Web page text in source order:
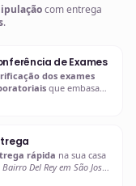
com entrega
.
de Exames
dos exames
que embasam
rápida na sua casa
Bairro Del Rey em São José